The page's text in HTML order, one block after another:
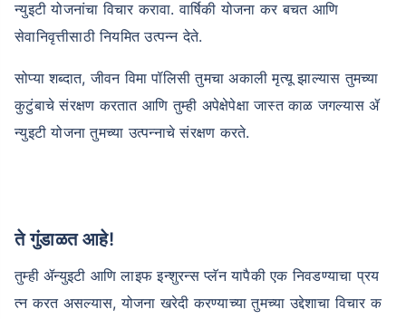
न्युइटी योजनांचा विचार करावा. वार्षिकी योजना कर बचत आणि
सेवानिवृत्तीसाठी नियमित उत्पन्न देते.
सोप्या शब्दात, जीवन विमा पॉलिसी तुमचा अकाली मृत्यू झाल्यास तुमच्या
कुटुंबाचे संरक्षण करतात आणि तुम्ही अपेक्षेपेक्षा जास्त काळ जगल्यास ॲ
न्युइटी योजना तुमच्या उत्पन्नाचे संरक्षण करते.
ते गुंडाळत आहे!
तुम्ही ॲन्युइटी आणि लाइफ इन्शुरन्स प्लॅन यापैकी एक निवडण्याचा प्रय
त्न करत असल्यास, योजना खरेदी करण्याच्या तुमच्या उद्देशाचा विचार क